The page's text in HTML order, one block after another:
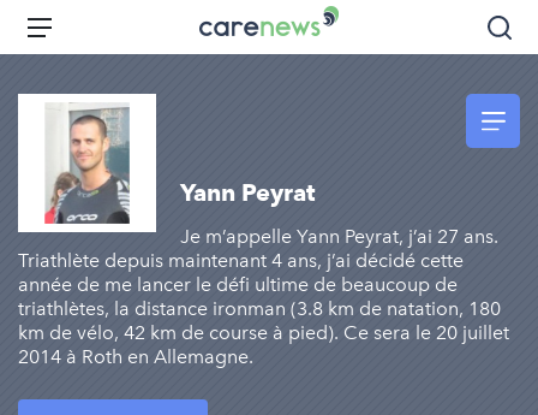
Aller
principal
Carenews,
Le
l'engagement
Menu
Yann Peyrat
Je m’appelle Yann Peyrat, j’ai 27 ans.
Triathlète depuis maintenant 4 ans, j’ai décidé cette
année de me lancer le défi ultime de beaucoup de
triathlètes, la distance ironman (3.8 km de natation, 180
km de vélo, 42 km de course à pied). Ce sera le 20 juillet
2014 à Roth en Allemagne.